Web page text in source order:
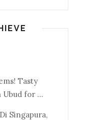
Tasty
Ubud for ...
Singapura,